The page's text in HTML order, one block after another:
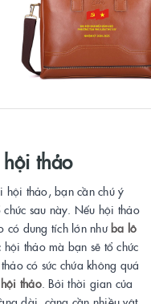
thảo
hội thảo, bạn cần chú ý
sau này. Nếu hội thảo
có dung tích lớn nhưba lô
hội thảo mà bạn sẽ tổ chức
có sức chứa không quá
thảo. Bởi thời gian của